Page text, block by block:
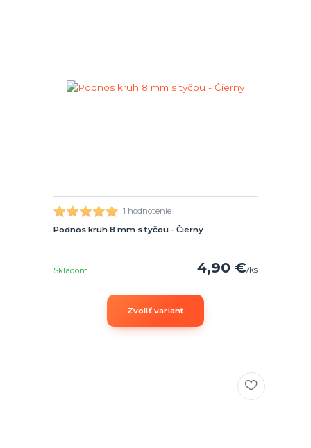
1 hodnotenie
Podnos kruh 8 mm s tyčou - Čierny
4,90 €/ks
Skladom
Zvoliť variant